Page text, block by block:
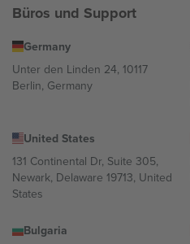
Büros und Support
Germany
Unter den Linden 24, 10117
Berlin, Germany
United States
131 Continental Dr, Suite 305,
Newark, Delaware 19713, United
States
Bulgaria